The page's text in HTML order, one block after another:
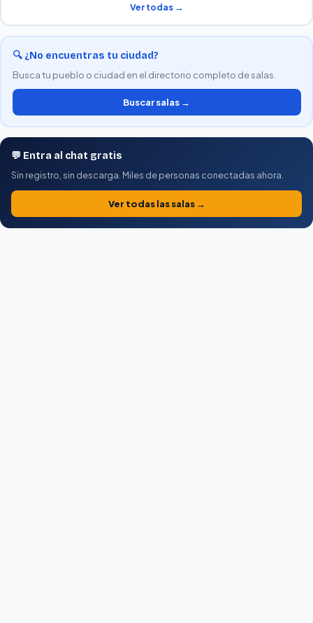
Ver todas →
🔍 ¿No encuentras tu ciudad?
Busca tu pueblo o ciudad en el directorio completo de salas.
Buscar salas →
💬 Entra al chat gratis
Sin registro, sin descarga. Miles de personas conectadas ahora.
Ver todas las salas →